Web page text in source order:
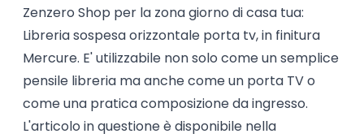
Zenzero Shop per la zona giorno di casa tua:
Libreria sospesaorizzontale porta tv, in finitura
Mercure. E' utilizzabile non solo come un semplice
pensile libreria ma anche come un porta TV o
come una pratica composizione da ingresso.
L'articolo in questione è disponibile nella